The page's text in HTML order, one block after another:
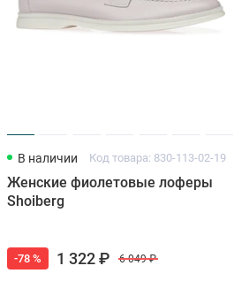
В наличии Код товара: 830-113-02-19
Женские фиолетовые лоферы
Shoiberg
-78 % 1 322 ₽ 6 049 ₽